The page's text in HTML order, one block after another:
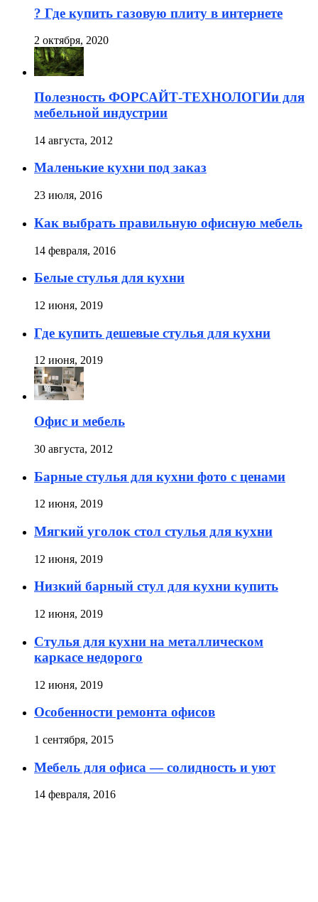
? Где купить газовую плиту в интернете
2 октября, 2020
Полезность ФОРСАЙТ-ТЕХНОЛОГИи для
мебельной индустрии
14 августа, 2012
Маленькие кухни под заказ
23 июля, 2016
Как выбрать правильную офисную мебель
14 февраля, 2016
Белые стулья для кухни
12 июня, 2019
Где купить дешевые стулья для кухни
12 июня, 2019
Офис и мебель
30 августа, 2012
Барные стулья для кухни фото с ценами
12 июня, 2019
Мягкий уголок стол стулья для кухни
12 июня, 2019
Низкий барный стул для кухни купить
12 июня, 2019
Стулья для кухни на металлическом
каркасе недорого
12 июня, 2019
Особенности ремонта офисов
1 сентября, 2015
Мебель для офиса — солидность и уют
14 февраля, 2016